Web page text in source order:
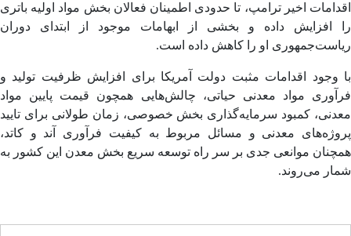
اخیر ترامپ، تا حدودی اطمینان فعالان بخش مواد اولیه باتری
افزایش داده و بخشی از ابهامات موجود از ابتدای دوران
او را کاهش داده است.
وجود اقدامات مثبت دولت آمریکا برای افزایش ظرفیت تولید و
مواد معدنی حیاتی، چالش‌هایی همچون قیمت پایین مواد
کمبود سرمایه‌گذاری بخش خصوصی، زمان طولانی برای تایید
معدنی و مسائل مربوط به کیفیت فرآوری آند و کاتد،
موانعی جدی بر سر راه توسعه سریع بخش معدن این کشور به
می‌روند.